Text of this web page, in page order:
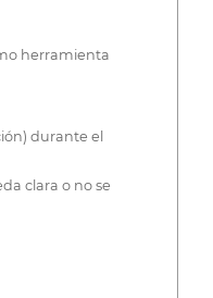
herramienta
durante el
clara o no se